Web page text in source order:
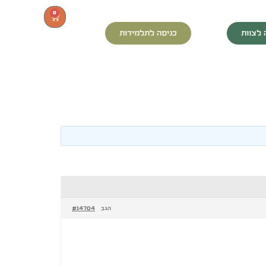
לצוות כניסה לתלמידות
0
#14704 הגב